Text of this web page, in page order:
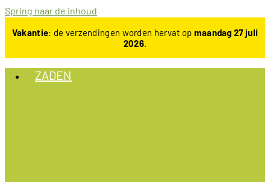
Spring naar de inhoud
Vakantie: de verzendingen worden hervat op maandag 27 juli
2026.
ZADEN